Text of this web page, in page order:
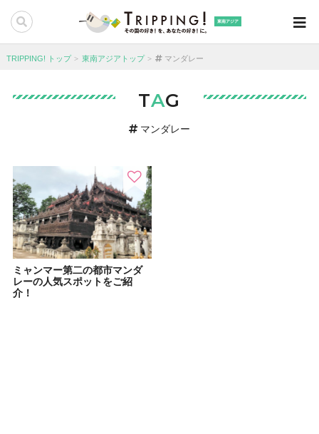
東南アジア
TRIPPING! トップ 東南アジアトップ マンダレー
TAG
マンダレー
ミャンマー第二の都市マンダ
レーの人気スポットをご紹
介！